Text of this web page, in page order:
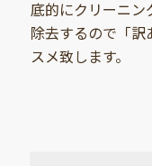
底的にクリーニン
除去するので「訳
スメ致します。